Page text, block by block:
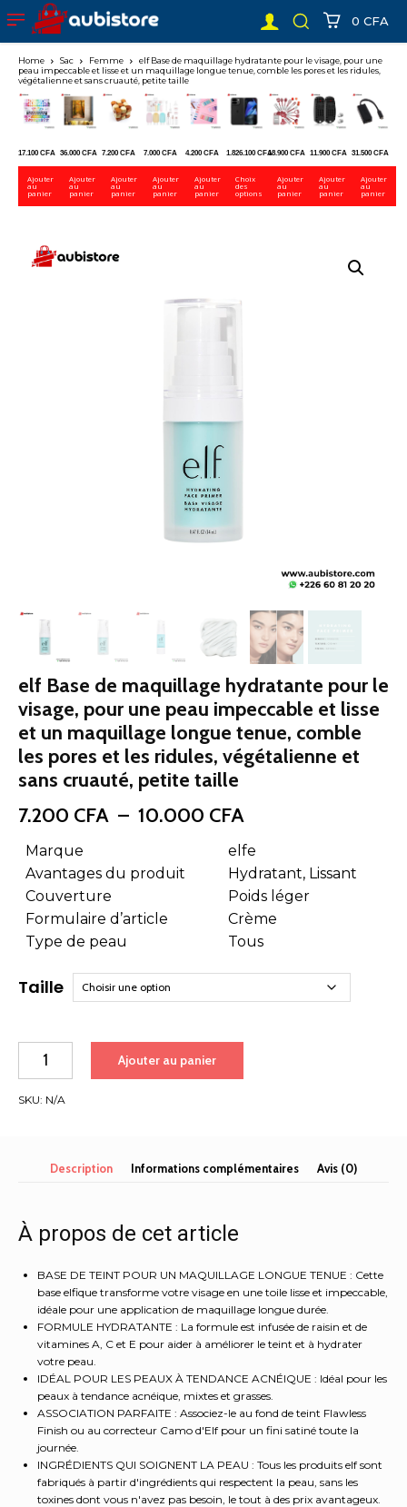
0 CFA
Home Sac Femme
elf Base de maquillage hydratante pour le visage, pour une
peau impeccable et lisse et un maquillage longue tenue, comble les pores et les ridules,
végétalienne et sans cruauté, petite taille
17.100 CFA
Ajouter
au
panier
36.000 CFA
Ajouter
au
panier
7.200 CFA
Ajouter
au
panier
7.000 CFA
Ajouter
au
panier
4.200 CFA
Ajouter
au
panier
1.826.100CFA
Choix
des
options
18.900CFA
Ajouter
au
panier
11.900CFA
Ajouter
au
panier
31.500 CFA
Ajouter
au
panier
elf Base de maquillage hydratante pour le
visage, pour une peau impeccable et lisse
et un maquillage longue tenue, comble
les pores et les ridules, végétalienne et
sans cruauté, petite taille
7.200 CFA – 10.000 CFA
prix :
7.200 CFA
à
10.000 CFA
Marque
elfe
Avantages du produit
Hydratant, Lissant
Couverture
Poids léger
Formulaire d’article
Crème
Type de peau
Tous
Taille
quantité
Base
hydratante
visage,
pour
peau
impeccable
lisse
un
maquillage
longue
tenue,
comble
les
pores
Ajouter au panier
SKU: N/A
Description Informations complémentaires Avis (0)
À propos de cet article
BASE DE TEINT POUR UN MAQUILLAGE LONGUE TENUE : Cette
base elfique transforme votre visage en une toile lisse et impeccable,
idéale pour une application de maquillage longue durée.
FORMULE HYDRATANTE : La formule est infusée de raisin et de
vitamines A, C et E pour aider à améliorer le teint et à hydrater
votre peau.
IDÉAL POUR LES PEAUX À TENDANCE ACNÉIQUE : Idéal pour les
peaux à tendance acnéique, mixtes et grasses.
ASSOCIATION PARFAITE : Associez-le au fond de teint Flawless
Finish ou au correcteur Camo d'Elf pour un fini satiné toute la
journée.
INGRÉDIENTS QUI SOIGNENT LA PEAU : Tous les produits elf sont
fabriqués à partir d'ingrédients qui respectent la peau, sans les
toxines dont vous n'avez pas besoin, le tout à des prix avantageux.